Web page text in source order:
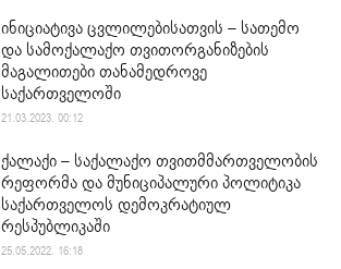
ინიციატივა ცვლილებისათვის – სათემო
და სამოქალაქო თვითორგანიზების
მაგალითები თანამედროვე
საქართველოში
21.03.2023. 00:12
ქალაქი – საქალაქო თვითმმართველობის
რეფორმა და მუნიციპალური პოლიტიკა
საქართველოს დემოკრატიულ
რესპუბლიკაში
25.05.2022. 16:18